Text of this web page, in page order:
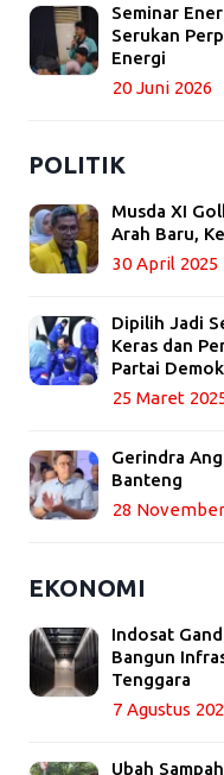
Seminar
Serukan
Energi
20 Juni 2026
POLITIK
Musda XI
Arah Baru,
30 April 2025
Dipilih Jadi
Keras dan
Partai
25 Maret
Gerindra
Banteng
28
EKONOMI
Indosat
Bangun
Tenggara
7 Agustus
Ubah